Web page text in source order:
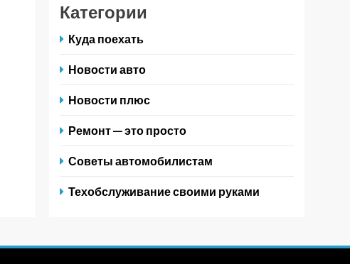
Категории
Куда поехать
Новости авто
Новости плюс
Ремонт — это просто
Советы автомобилистам
Техобслуживание своими руками